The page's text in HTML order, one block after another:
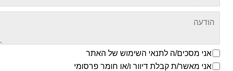
הודעה
אני מסכים/ה לתנאי השימוש של האתר
אני מסכים/ה לתנאי השימוש של האתר
אני מאשר/ת קבלת דיוור ו/או חומר פרסומי
אני מאשר/ת קבלת דיוור ו/או חומר פרסומי